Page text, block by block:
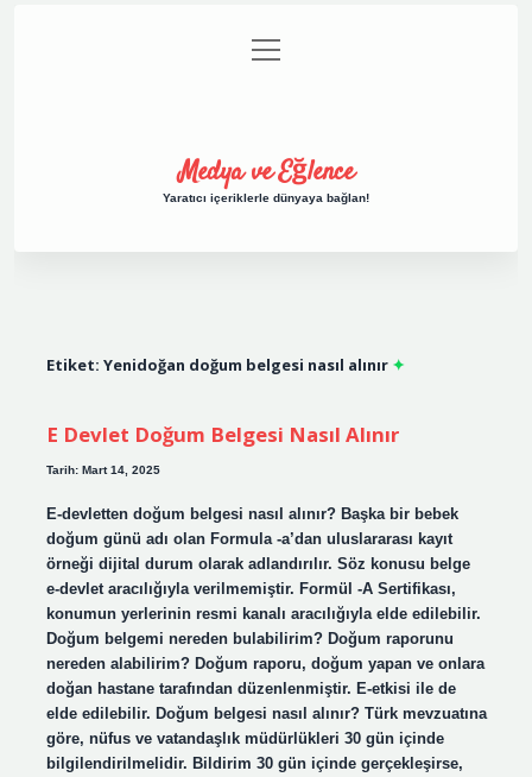
Gizlilik Politikası
menüyü
aç
Medya ve Eğlence
Yaratıcı içeriklerle dünyaya bağlan!
Etiket: Yenidoğan doğum belgesi nasıl alınır
E Devlet Doğum Belgesi Nasıl Alınır
Tarih: Mart 14, 2025
E-devletten doğum belgesi nasıl alınır? Başka bir bebek
doğum günü adı olan Formula -a’dan uluslararası kayıt
örneği dijital durum olarak adlandırılır. Söz konusu belge
e-devlet aracılığıyla verilmemiştir. Formül -A Sertifikası,
konumun yerlerinin resmi kanalı aracılığıyla elde edilebilir.
Doğum belgemi nereden bulabilirim? Doğum raporunu
nereden alabilirim? Doğum raporu, doğum yapan ve onlara
doğan hastane tarafından düzenlenmiştir. E-etkisi ile de
elde edilebilir. Doğum belgesi nasıl alınır? Türk mevzuatına
göre, nüfus ve vatandaşlık müdürlükleri 30 gün içinde
bilgilendirilmelidir. Bildirim 30 gün içinde gerçekleşirse,